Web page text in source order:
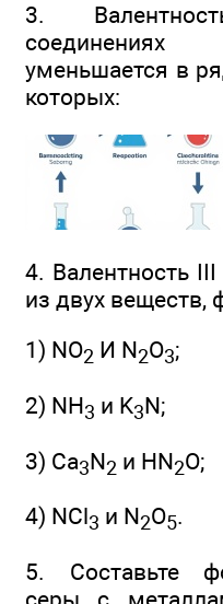
3.
уменьшается в
которых:
4. Валентность
из двух веществ,
1) NO2 И N2O3;
2) NH3 и K3N;
3) Ca3N2 и HN2O;
4) NCl3 и N2O5.
5. Составьте